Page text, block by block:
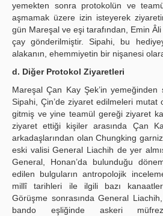
yemekten sonra protokolün ve
aşmamak üzere izin isteyerek
gün Mareşal ve eşi tarafından, Emin
çay gönderilmiştir. Sipahi, bu
alakanın, ehemmiyetin bir nişanesi
d. Diğer Protokol Ziyaretleri
Mareşal Çan Kay Şek’in
Sipahi, Çin’de ziyaret edilmeleri mutat
gitmiş ve yine teamül gereği ziyaret
ziyaret ettiği kişiler arasında Çan
arkadaşlarından olan Chungking
eski valisi General Liachih de yer
General, Honan’da bulunduğu
edilen bulguların antropolojik
millî tarihleri ile ilgili bazı
Görüşme sonrasında General
bando eşliğinde askeri